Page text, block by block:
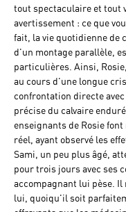
tout spectaculaire et tout
avertissement : ce que
fait, la vie quotidienne de
d'un montage parallèle,
particulières. Ainsi,
au cours d'une longue
confrontation directe
précise du calvaire
enseignants de Rosie
réel, ayant observé les
Sami, un peu plus âgé,
pour trois jours avec ses
accompagnant lui pèse. Il
lui, quoiqu'il soit